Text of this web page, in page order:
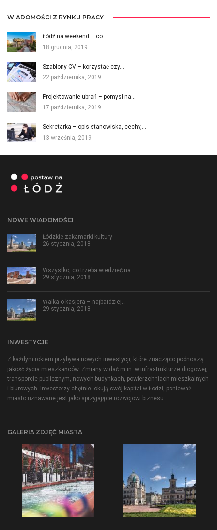
WIADOMOŚCI Z RYNKU PRACY
Łódź na weekend – co…
18 grudnia, 2019
Szablony CV – korzystać czy…
22 października, 2019
Projektowanie ubrań – pomysł na…
17 października, 2019
Sekretarka – opis stanowiska, cechy,…
13 września, 2019
NOWE WIADOMOŚCI
Łódzkie zakamarki kultury
26 stycznia, 2018
Wszystko, co trzeba wiedzieć na…
29 stycznia, 2018
Walka o kasjera – najbardziej…
29 stycznia, 2018
INWESTYCJE
Z każdym rokiem przybywa nowych inwestycji, które znacząco podnoszą
jakość życia mieszkańców. Zmiany widać m.in. w infrastrukturze drogowej,
transporcie publicznym, nowych budynkach, powierzchniach mieszkalnych
i biurowych. Inwestorzy chętnie lokują swój kapitał w Łodzi, ponieważ
miasto uznawane jest jako sprzyjające rozwojowi biznesu.
GALERIA ZDJĘĆ MIASTA